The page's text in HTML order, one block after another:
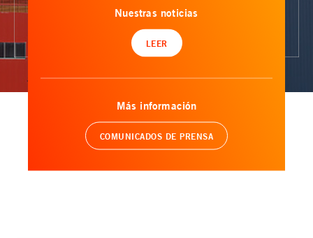
Nuestras noticias
LEER
Más información
COMUNICADOS DE PRENSA